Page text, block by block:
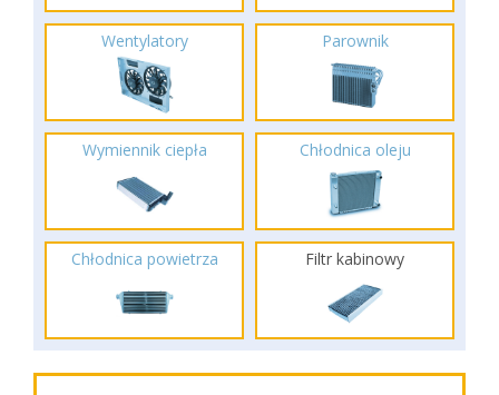
Wentylatory Parownik
Wymiennik ciepła Chłodnica oleju
Chłodnica powietrza Filtr kabinowy